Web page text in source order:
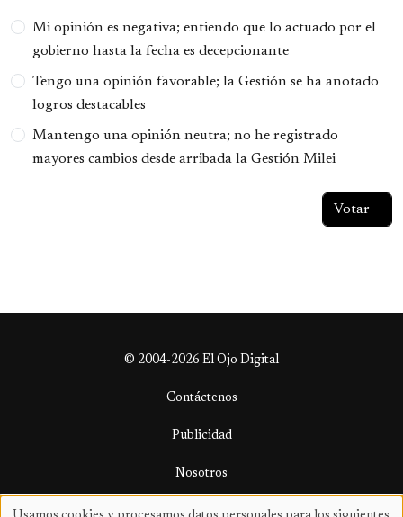
Opciones
Mi opinión es negativa; entiendo que lo actuado por el
gobierno hasta la fecha es decepcionante
Tengo una opinión favorable; la Gestión se ha anotado
logros destacables
Mantengo una opinión neutra; no he registrado
mayores cambios desde arribada la Gestión Milei
© 2004-2026 El Ojo Digital
Contáctenos
Publicidad
Nosotros
Términos y condiciones